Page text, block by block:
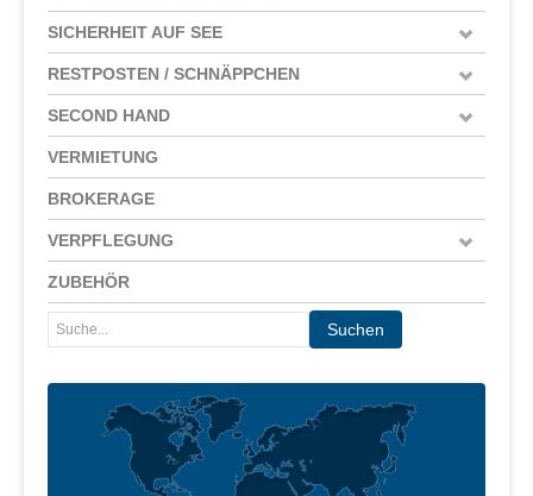
SICHERHEIT AUF SEE
RESTPOSTEN / SCHNÄPPCHEN
SECOND HAND
VERMIETUNG
BROKERAGE
VERPFLEGUNG
ZUBEHÖR